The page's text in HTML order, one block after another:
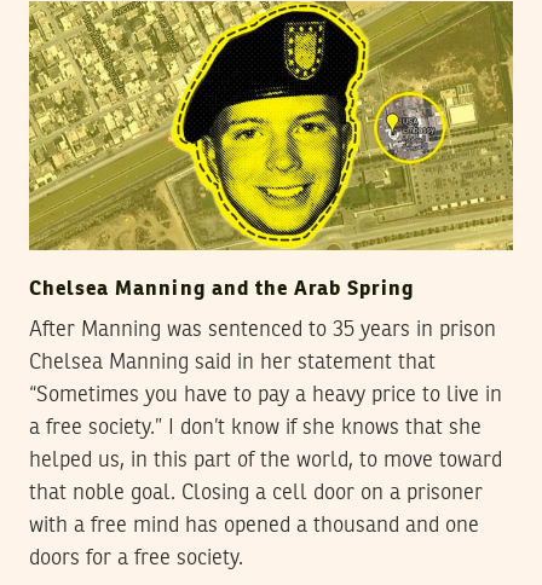
Chelsea Manning and the Arab Spring
After Manning was sentenced to 35 years in prison
Chelsea Manning said in her statement that
“Sometimes you have to pay a heavy price to live in
a free society.” I don’t know if she knows that she
helped us, in this part of the world, to move toward
that noble goal. Closing a cell door on a prisoner
with a free mind has opened a thousand and one
doors for a free society.